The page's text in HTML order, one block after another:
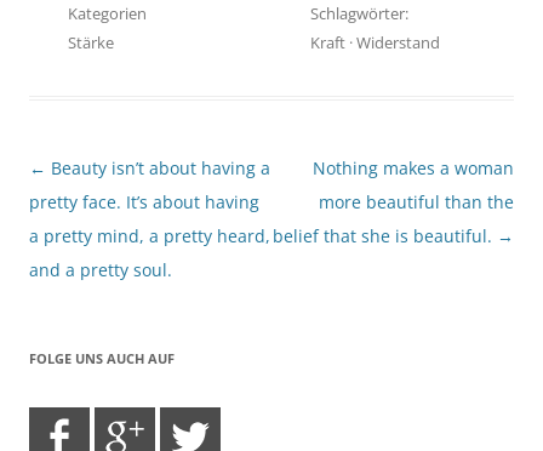
Kategorien
Stärke
Schlagwörter:
Kraft ·Widerstand
Beitragsnavigation
← Beauty isn’t about having a
pretty face. It’s about having
a pretty mind, a pretty heard,
and a pretty soul.
Nothing makes a woman
more beautiful than the
belief that she is beautiful. →
FOLGE UNS AUCH AUF